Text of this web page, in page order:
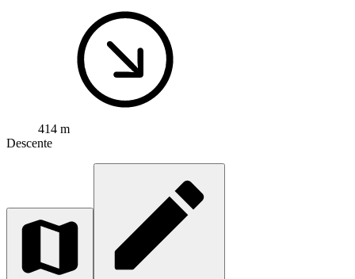
414 m
Descente